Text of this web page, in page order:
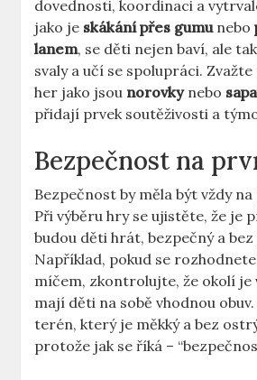
dovednosti, koordinaci a
jako je skákání přes gumunebo
lanem, se děti nejen baví, ale
svaly a učí se spolupráci.
her jako jsou norovkynebo
přidají prvek soutěživosti a
Bezpečnost na
Bezpečnost by měla být vždy
Při výběru hry se ujistěte, že je
budou děti hrát, bezpečný a bez
Například, pokud se
míčem, zkontrolujte, že okolí je
mají děti na sobě vhodnou
terén, který je měkký a bez
protože jak se říká –